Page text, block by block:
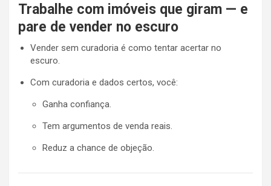
Trabalhe com imóveis que giram — e
pare de vender no escuro
Vender sem curadoria é como tentar acertar no
escuro.
Com curadoria e dados certos, você:
Ganha confiança.
Tem argumentos de venda reais.
Reduz a chance de objeção.